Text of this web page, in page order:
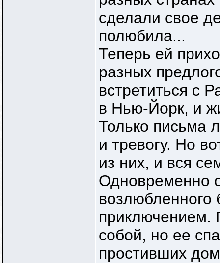
сделали свое
полюбила...
Теперь ей
разных
встретиться с
в Нью-Йорк, и
Только письма
и тревогу. Но
из них, и вся
Одновременно
приключением.
собой, но ее
простивших